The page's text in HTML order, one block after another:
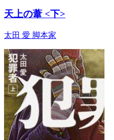
天上の葦 <下>
太田 愛 脚本家